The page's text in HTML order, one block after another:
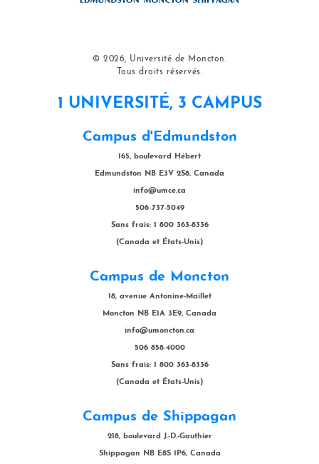
© 2026, Université de Moncton.
Tous droits réservés.
1 UNIVERSITÉ, 3 CAMPUS
Campus d'Edmundston
165, boulevard Hébert
Edmundston NB E3V 2S8, Canada
info@umce.ca
506 737-5049
Sans frais: 1 800 363-8336
(Canada et États-Unis)
Campus de Moncton
18, avenue Antonine-Maillet
Moncton NB E1A 3E9, Canada
info@umoncton.ca
506 858-4000
Sans frais: 1 800 363-8336
(Canada et États-Unis)
Campus de Shippagan
218, boulevard J.-D.-Gauthier
Shippagan NB E8S 1P6, Canada